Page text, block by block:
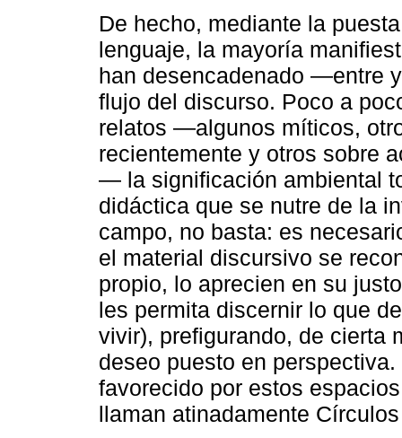
De hecho, mediante la
lenguaje, la mayoría
han desencadenado —entre
flujo del discurso. Poco a
relatos —algunos míticos,
recientemente y otros sobre
— la significación ambiental
didáctica que se nutre de la
campo, no basta: es
el material discursivo se
propio, lo aprecien en su
les permita discernir lo que
vivir), prefigurando, de cierta
deseo puesto en
favorecido por estos
llaman atinadamente